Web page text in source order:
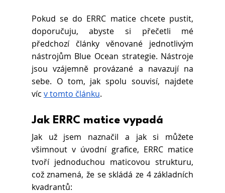
Pokud se do ERRC matice chcete pustit,
doporučuju, abyste si přečetli mé
předchozí články věnované jednotlivým
nástrojům Blue Ocean strategie. Nástroje
jsou vzájemně provázané a navazují na
sebe. O tom, jak spolu souvisí, najdete
víc v tomto článku.
Jak ERRC matice vypadá
Jak už jsem naznačil a jak si můžete
všimnout v úvodní grafice, ERRC matice
tvoří jednoduchou maticovou strukturu,
což znamená, že se skládá ze 4 základních
kvadrantů: